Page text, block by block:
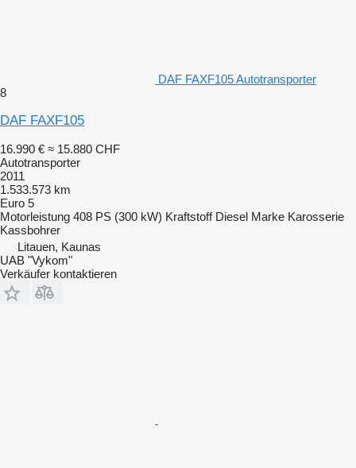
DAF FAXF105 Autotransporter
8
DAF FAXF105
16.990 € ≈ 15.880 CHF
Autotransporter
2011
1.533.573 km
Euro 5
Motorleistung 408 PS (300 kW) Kraftstoff Diesel Marke Karosserie
Kassbohrer
Litauen, Kaunas
UAB "Vykom"
Verkäufer kontaktieren